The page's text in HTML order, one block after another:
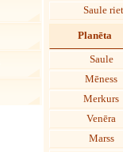
Saule riet
Planēta
Saule
Mēness
Merkurs
Venēra
Marss